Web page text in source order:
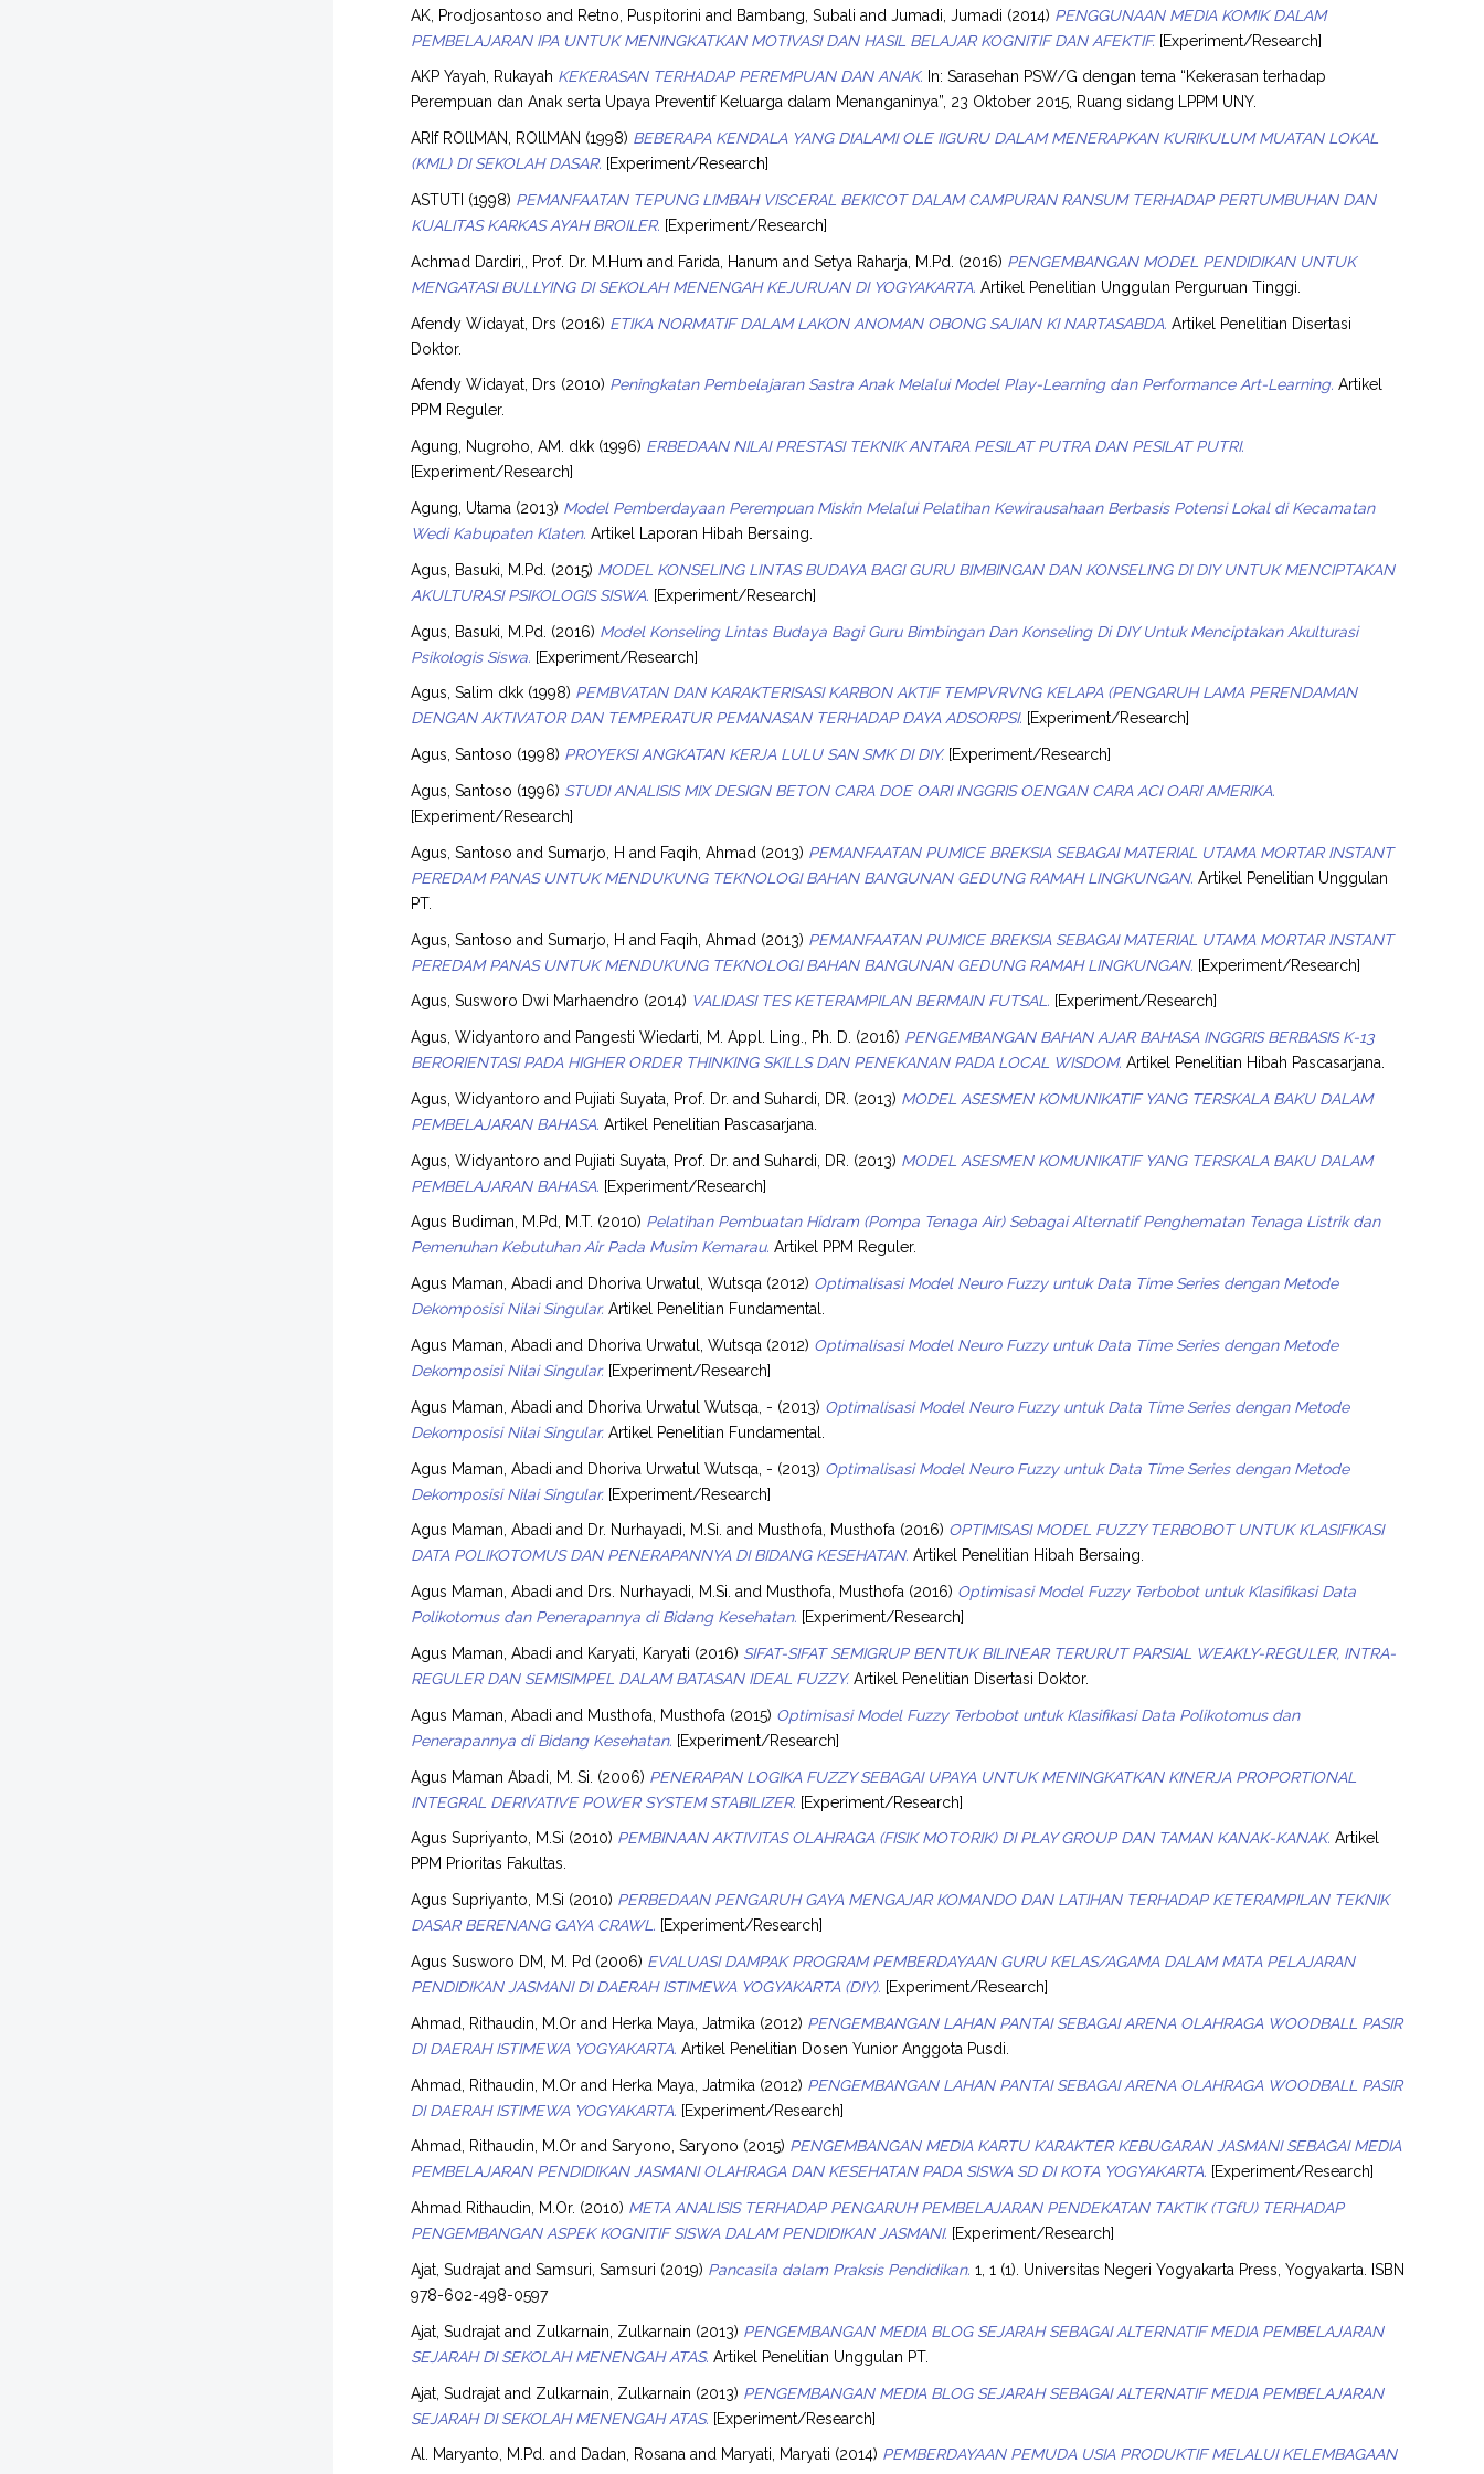
AK, Prodjosantoso and Retno, Puspitorini and Bambang, Subali andJumadi, Jumadi (2014) PENGGUNAAN MEDIA KOMIK DALAM
PEMBELAJARAN IPA UNTUK MENINGKATKAN MOTIVASI DAN HASIL BELAJAR KOGNITIF DAN AFEKTIF.[Experiment/Research]
AKP Yayah, Rukayah KEKERASAN TERHADAP PEREMPUAN DAN ANAK. In: Sarasehan PSW/G dengan tema “Kekerasan terhadap
Perempuan dan Anak serta Upaya Preventif Keluarga dalam Menanganinya”, 23 Oktober 2015, Ruang sidang LPPM UNY.
ARIf ROllMAN, ROllMAN (1998) BEBERAPA KENDALA YANG DIALAMI OLE IIGURU DALAM MENERAPKAN KURIKULUM MUATAN LOKAL
(KML) DI SEKOLAH DASAR. [Experiment/Research]
ASTUTI (1998) PEMANFAATAN TEPUNG LIMBAH VISCERAL BEKICOT DALAM CAMPURAN RANSUM TERHADAP PERTUMBUHAN DAN
KUALITAS KARKAS AYAH BROILER. [Experiment/Research]
Achmad Dardiri,, Prof. Dr. M.Hum and Farida, Hanum andSetya Raharja, M.Pd. (2016) PENGEMBANGAN MODEL PENDIDIKAN UNTUK
MENGATASI BULLYING DI SEKOLAH MENENGAH KEJURUAN DI YOGYAKARTA. Artikel Penelitian Unggulan Perguruan Tinggi.
Afendy Widayat, Drs (2016) ETIKA NORMATIF DALAM LAKON ANOMAN OBONG SAJIAN KI NARTASABDA. Artikel Penelitian Disertasi
Doktor.
Afendy Widayat, Drs (2010) Peningkatan Pembelajaran Sastra Anak Melalui Model Play-Learning dan Performance Art-Learning. Artikel
PPM Reguler.
Agung, Nugroho, AM. dkk (1996) ERBEDAAN NILAI PRESTASI TEKNIK ANTARA PESILAT PUTRA DAN PESILAT PUTRI.
[Experiment/Research]
Agung, Utama (2013) Model Pemberdayaan Perempuan Miskin Melalui Pelatihan Kewirausahaan Berbasis Potensi Lokal di Kecamatan
Wedi Kabupaten Klaten. Artikel Laporan Hibah Bersaing.
Agus, Basuki, M.Pd. (2015) MODEL KONSELING LINTAS BUDAYA BAGI GURU BIMBINGAN DAN KONSELING DI DIY UNTUK MENCIPTAKAN
AKULTURASI PSIKOLOGIS SISWA. [Experiment/Research]
Agus, Basuki, M.Pd. (2016) Model Konseling Lintas Budaya Bagi Guru Bimbingan Dan Konseling Di DIY Untuk Menciptakan Akulturasi
Psikologis Siswa. [Experiment/Research]
Agus, Salim dkk (1998) PEMBVATAN DAN KARAKTERISASI KARBON AKTIF TEMPVRVNG KELAPA (PENGARUH LAMA PERENDAMAN
DENGAN AKTIVATOR DAN TEMPERATUR PEMANASAN TERHADAP DAYA ADSORPSI. [Experiment/Research]
Agus, Santoso (1998) PROYEKSI ANGKATAN KERJA LULU SAN SMK DI DIY. [Experiment/Research]
Agus, Santoso (1996) STUDI ANALISIS MIX DESIGN BETON CARA DOE OARI INGGRIS OENGAN CARA ACI OARI AMERIKA.
[Experiment/Research]
Agus, Santoso andSumarjo, H and Faqih, Ahmad (2013) PEMANFAATAN PUMICE BREKSIA SEBAGAI MATERIAL UTAMA MORTAR INSTANT
PEREDAM PANAS UNTUK MENDUKUNG TEKNOLOGI BAHAN BANGUNAN GEDUNG RAMAH LINGKUNGAN. Artikel Penelitian Unggulan
PT.
Agus, Santoso andSumarjo, H and Faqih, Ahmad (2013) PEMANFAATAN PUMICE BREKSIA SEBAGAI MATERIAL UTAMA MORTAR INSTANT
PEREDAM PANAS UNTUK MENDUKUNG TEKNOLOGI BAHAN BANGUNAN GEDUNG RAMAH LINGKUNGAN. [Experiment/Research]
Agus, Susworo Dwi Marhaendro (2014) VALIDASI TES KETERAMPILAN BERMAIN FUTSAL. [Experiment/Research]
Agus, Widyantoro and Pangesti Wiedarti, M. Appl. Ling., Ph. D. (2016) PENGEMBANGAN BAHAN AJAR BAHASA INGGRIS BERBASIS K-13
BERORIENTASI PADA HIGHER ORDER THINKING SKILLS DAN PENEKANAN PADA LOCAL WISDOM. Artikel Penelitian Hibah Pascasarjana.
Agus, Widyantoro and Pujiati Suyata, Prof. Dr. andSuhardi, DR. (2013) MODEL ASESMEN KOMUNIKATIF YANG TERSKALA BAKU DALAM
PEMBELAJARAN BAHASA. Artikel Penelitian Pascasarjana.
Agus, Widyantoro and Pujiati Suyata, Prof. Dr. andSuhardi, DR. (2013) MODEL ASESMEN KOMUNIKATIF YANG TERSKALA BAKU DALAM
PEMBELAJARAN BAHASA. [Experiment/Research]
Agus Budiman, M.Pd, M.T. (2010) Pelatihan Pembuatan Hidram (Pompa Tenaga Air) Sebagai Alternatif Penghematan Tenaga Listrik dan
Pemenuhan Kebutuhan Air Pada Musim Kemarau. Artikel PPM Reguler.
Agus Maman, Abadi and Dhoriva Urwatul, Wutsqa (2012) Optimalisasi Model Neuro Fuzzy untuk Data Time Series dengan Metode
Dekomposisi Nilai Singular. Artikel Penelitian Fundamental.
Agus Maman, Abadi and Dhoriva Urwatul, Wutsqa (2012) Optimalisasi Model Neuro Fuzzy untuk Data Time Series dengan Metode
Dekomposisi Nilai Singular. [Experiment/Research]
Agus Maman, Abadi and Dhoriva Urwatul Wutsqa, - (2013) Optimalisasi Model Neuro Fuzzy untuk Data Time Series dengan Metode
Dekomposisi Nilai Singular. Artikel Penelitian Fundamental.
Agus Maman, Abadi and Dhoriva Urwatul Wutsqa, - (2013) Optimalisasi Model Neuro Fuzzy untuk Data Time Series dengan Metode
Dekomposisi Nilai Singular. [Experiment/Research]
Agus Maman, Abadi and Dr. Nurhayadi, M.Si. and Musthofa, Musthofa (2016) OPTIMISASI MODEL FUZZY TERBOBOT UNTUK KLASIFIKASI
DATA POLIKOTOMUS DAN PENERAPANNYA DI BIDANG KESEHATAN. Artikel Penelitian Hibah Bersaing.
Agus Maman, Abadi and Drs. Nurhayadi, M.Si. and Musthofa, Musthofa (2016) Optimisasi Model Fuzzy Terbobot untuk Klasifikasi Data
Polikotomus dan Penerapannya di Bidang Kesehatan. [Experiment/Research]
Agus Maman, Abadi and Karyati, Karyati (2016) SIFAT-SIFAT SEMIGRUP BENTUK BILINEAR TERURUT PARSIAL WEAKLY-REGULER, INTRA-
REGULER DAN SEMISIMPEL DALAM BATASAN IDEAL FUZZY. Artikel Penelitian Disertasi Doktor.
Agus Maman, Abadi and Musthofa, Musthofa (2015) Optimisasi Model Fuzzy Terbobot untuk Klasifikasi Data Polikotomus dan
Penerapannya di Bidang Kesehatan. [Experiment/Research]
Agus Maman Abadi, M. Si. (2006) PENERAPAN LOGIKA FUZZY SEBAGAI UPAYA UNTUK MENINGKATKAN KINERJA PROPORTIONAL
INTEGRAL DERIVATIVE POWER SYSTEM STABILIZER. [Experiment/Research]
Agus Supriyanto, M.Si (2010) PEMBINAAN AKTIVITAS OLAHRAGA (FISIK MOTORIK) DI PLAY GROUP DAN TAMAN KANAK-KANAK. Artikel
PPM Prioritas Fakultas.
Agus Supriyanto, M.Si (2010) PERBEDAAN PENGARUH GAYA MENGAJAR KOMANDO DAN LATIHAN TERHADAP KETERAMPILAN TEKNIK
DASAR BERENANG GAYA CRAWL. [Experiment/Research]
Agus Susworo DM, M. Pd (2006) EVALUASI DAMPAK PROGRAM PEMBERDAYAAN GURU KELAS/AGAMA DALAM MATA PELAJARAN
PENDIDIKAN JASMANI DI DAERAH ISTIMEWA YOGYAKARTA (DIY). [Experiment/Research]
Ahmad, Rithaudin, M.Or and Herka Maya, Jatmika (2012) PENGEMBANGAN LAHAN PANTAI SEBAGAI ARENA OLAHRAGA WOODBALL PASIR
DI DAERAH ISTIMEWA YOGYAKARTA. Artikel Penelitian Dosen Yunior Anggota Pusdi.
Ahmad, Rithaudin, M.Or and Herka Maya, Jatmika (2012) PENGEMBANGAN LAHAN PANTAI SEBAGAI ARENA OLAHRAGA WOODBALL PASIR
DI DAERAH ISTIMEWA YOGYAKARTA. [Experiment/Research]
Ahmad, Rithaudin, M.Or andSaryono, Saryono (2015) PENGEMBANGAN MEDIA KARTU KARAKTER KEBUGARAN JASMANI SEBAGAI MEDIA
PEMBELAJARAN PENDIDIKAN JASMANI OLAHRAGA DAN KESEHATAN PADA SISWA SD DI KOTA YOGYAKARTA. [Experiment/Research]
Ahmad Rithaudin, M.Or. (2010) META ANALISIS TERHADAP PENGARUH PEMBELAJARAN PENDEKATAN TAKTIK (TGfU) TERHADAP
PENGEMBANGAN ASPEK KOGNITIF SISWA DALAM PENDIDIKAN JASMANI. [Experiment/Research]
Ajat, Sudrajat andSamsuri, Samsuri (2019) Pancasila dalam Praksis Pendidikan. 1, 1 (1). Universitas Negeri Yogyakarta Press, Yogyakarta. ISBN
978-602-498-0597
Ajat, Sudrajat and Zulkarnain, Zulkarnain (2013) PENGEMBANGAN MEDIA BLOG SEJARAH SEBAGAI ALTERNATIF MEDIA PEMBELAJARAN
SEJARAH DI SEKOLAH MENENGAH ATAS. Artikel Penelitian Unggulan PT.
Ajat, Sudrajat and Zulkarnain, Zulkarnain (2013) PENGEMBANGAN MEDIA BLOG SEJARAH SEBAGAI ALTERNATIF MEDIA PEMBELAJARAN
SEJARAH DI SEKOLAH MENENGAH ATAS. [Experiment/Research]
Al. Maryanto, M.Pd. and Dadan, Rosana and Maryati, Maryati (2014) PEMBERDAYAAN PEMUDA USIA PRODUKTIF MELALUI KELEMBAGAAN